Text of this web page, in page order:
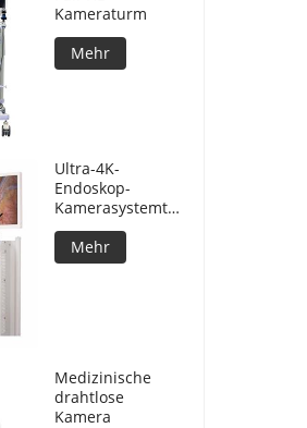
Kameraturm
Mehr
Ultra-4K-
Endoskop-
Kamerasystemturm
für die
Laparoskop-
Chirurgie
Mehr
Medizinische
drahtlose
Kamera